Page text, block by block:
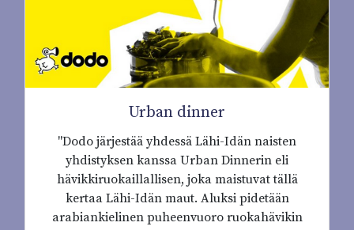
Urban dinner
"Dodo järjestää yhdessä Lähi-Idän naisten
yhdistyksen kanssa Urban Dinnerin eli
hävikkiruokaillallisen, joka maistuvat tällä
kertaa Lähi-Idän maut. Aluksi pidetään
arabiankielinen puheenvuoro ruokahävikin